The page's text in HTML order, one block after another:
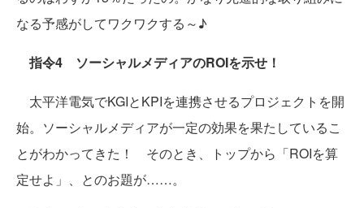
なる予感がしてワクワクする～♪
指令4 ソーシャルメディアのROIを示せ！
太平洋電気でKGIとKPIを連携させるプロジェクトを開
始。ソーシャルメディアが一定の効果を果たしているこ
とがわかってきた！ そのとき、トップから「ROIを算
定せよ」、とのお題が……。